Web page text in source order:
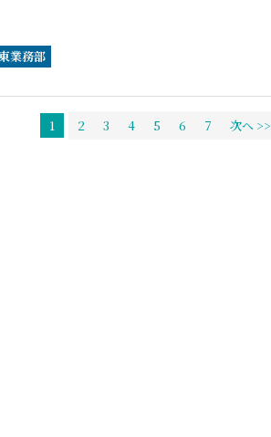
業務部
1 2 3 4 5 6 7 次へ >>